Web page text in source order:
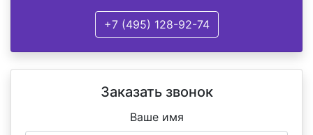
+7 (495) 128-92-74
Заказать звонок
Ваше имя